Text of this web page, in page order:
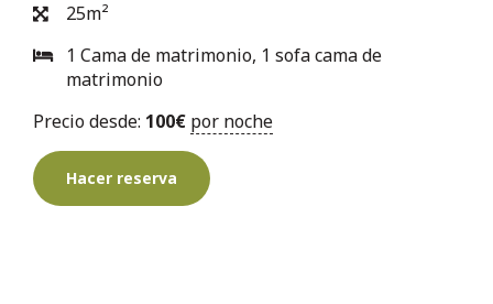
25m²
1 Cama de matrimonio, 1 sofa cama de
matrimonio
Precio desde: 100€ por noche
Hacer reserva